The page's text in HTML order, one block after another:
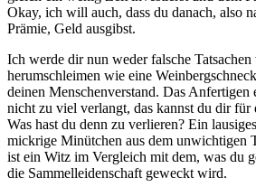
Okay, ich will auch, dass du danach, also
Prämie, Geld ausgibst.
Ich werde dir nun weder falsche
herumschleimen wie eine
deinen Menschenverstand. Das Anfertigen
nicht zu viel verlangt, das kannst du dir für
Was hast du denn zu verlieren? Ein
mickrige Minütchen aus dem unwichtigen
ist ein Witz im Vergleich mit dem, was du
die Sammelleidenschaft geweckt wird.